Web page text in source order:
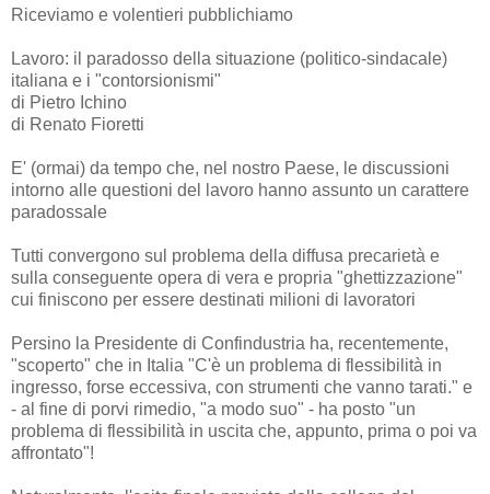
Riceviamo e volentieri pubblichiamo
Lavoro: il paradosso della situazione (politico-sindacale)
italiana e i "contorsionismi"
di Pietro Ichino
di Renato Fioretti
E' (ormai) da tempo che, nel nostro Paese, le discussioni
intorno alle questioni del lavoro hanno assunto un carattere
paradossale
Tutti convergono sul problema della diffusa precarietà e
sulla conseguente opera di vera e propria "ghettizzazione"
cui finiscono per essere destinati milioni di lavoratori
Persino la Presidente di Confindustria ha, recentemente,
"scoperto" che in Italia "C'è un problema di flessibilità in
ingresso, forse eccessiva, con strumenti che vanno tarati." e
- al fine di porvi rimedio, "a modo suo" - ha posto "un
problema di flessibilità in uscita che, appunto, prima o poi va
affrontato"!